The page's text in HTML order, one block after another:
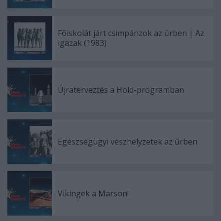
Főiskolát járt csimpánzok az űrben | Az
igazak (1983)
Újraterveztés a Hold-programban
Egészségügyi vészhelyzetek az űrben
Vikingek a Marson!